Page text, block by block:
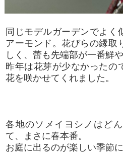
同じモデルガーデンでよく
アーモンド。花びらの縁取
しく、蕾も先端部が一番鮮
昨年は花芽が少なかったの
花を咲かせてくれました。
各地のソメイヨシノはど
て、まさに春本番。
お庭に出るのが楽しい季節